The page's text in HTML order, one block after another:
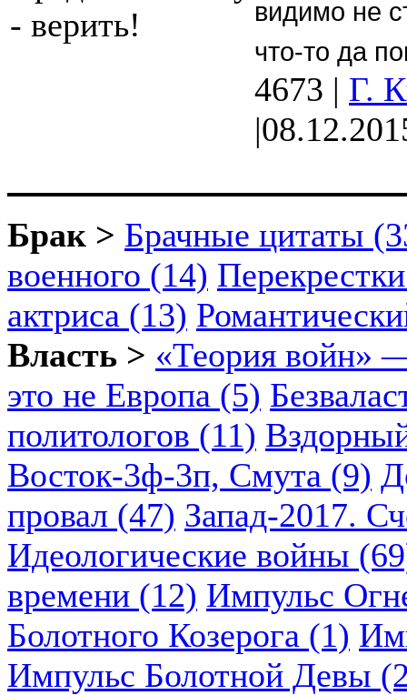
видимо не
что-то да
4673 | Г.
|
Брак > Брачные цитаты
военного (14)
актриса (13)
Власть > «Теория войн»
это не Европа (5)
политологов (11)
Восток-3ф-3п, Смута (9)
провал (47) Запад-2017.
Идеологические войны
времени (12) Импульс
Болотного Козерога (1)
Импульс Болотной Девы